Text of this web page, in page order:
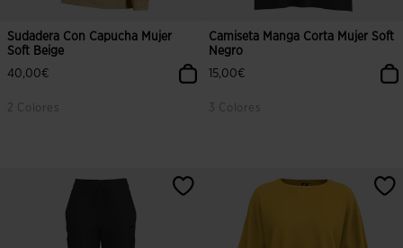
Sudadera Con Capucha Mujer
Soft Beige
40,00€
2 Colores
Camiseta Manga Corta Mujer Soft
Negro
15,00€
3 Colores